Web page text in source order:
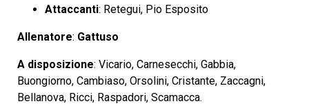
Attaccanti: Retegui, Pio Esposito
Allenatore: Gattuso
A disposizione: Vicario, Carnesecchi, Gabbia,
Buongiorno, Cambiaso, Orsolini, Cristante, Zaccagni,
Bellanova, Ricci, Raspadori, Scamacca.